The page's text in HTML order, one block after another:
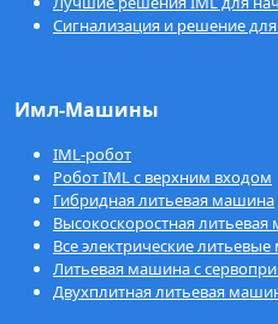
Сигнализация и решение
Имл-Машины
IML-робот
Робот IML с верхним входом
Гибридная литьевая машина
Высокоскоростная
Все электрические
Литьевая машина с
Двухплитная литьевая